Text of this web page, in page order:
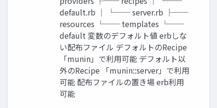
default.rb │ └── server.rb ├──
resources └── templates └──
default 変数のデフォルト値 erbしな
い配布ファイル デフォルトのRecipe
「munin」で利用可能 デフォルト以
外のRecipe 「munin::server」で利用
可能 配布ファイルの置き場 erb利用
可能